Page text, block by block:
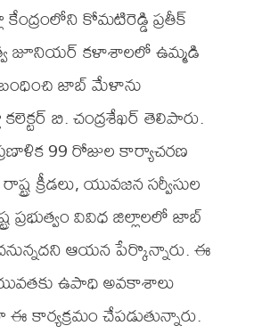
కోమటిరెడ్డి ప్రతీక్
జూనియర్ కళాశాలలో ఉమ్మడి
జాబ్ మేళాను
కలెక్టర్ బి. చంద్రశేఖర్ తెలిపారు.
99 రోజుల కార్యాచరణ
క్రీడలు, యువజన సర్వీసుల
ప్రభుత్వం వివిధ జిల్లాలలో జాబ్
ఆయన పేర్కొన్నారు. ఈ
ఉపాధి అవకాశాలు
ఈ కార్యక్రమం చేపడుతున్నారు.